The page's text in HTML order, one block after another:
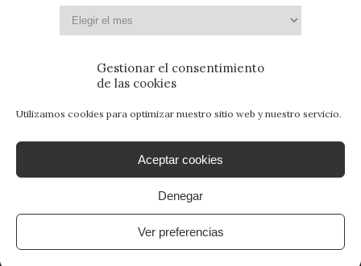
Gestionar el consentimiento
de las cookies
Utilizamos cookies para optimizar nuestro sitio web y nuestro servicio.
Aceptar cookies
Denegar
Ver preferencias
© 2015 - Patrimonio para Jóvenes. Todos los
derechos reservados.Aviso Legal|Política de
Política de Cookies. By